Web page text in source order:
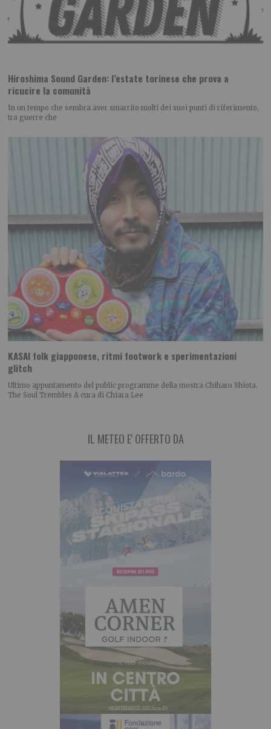
Hiroshima Sound Garden: l’estate torinese che prova a
ricucire la comunità
In un tempo che sembra aver smarrito molti dei suoi punti di riferimento,
tra guerre che
KASAI folk giapponese, ritmi footwork e sperimentazioni
glitch
Ultimo appuntamento del public programme della mostra Chiharu Shiota.
The Soul Trembles A cura di Chiara Lee
IL METEO E' OFFERTO DA